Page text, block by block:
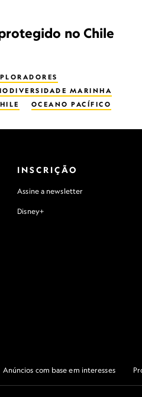
no Chile
MARINHA
OCEANO PACÍFICO
INSCRIÇÃO
Assine a newsletter
Disney+
Anúncios com base em interesses